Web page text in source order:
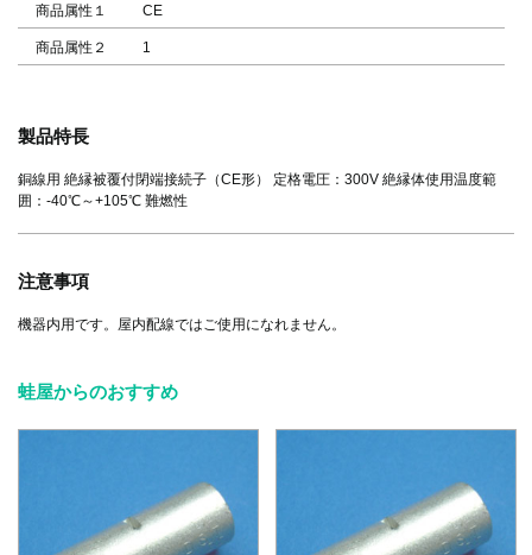
商品属性１ CE
商品属性２ 1
製品特長
銅線用 絶縁被覆付閉端接続子（CE形） 定格電圧：300V 絶縁体使用温度範
囲：-40℃～+105℃ 難燃性
注意事項
機器内用です。屋内配線ではご使用になれません。
蛙屋からのおすすめ